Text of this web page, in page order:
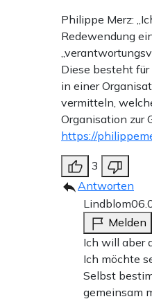
Philippe Merz:
Redewendung
Diese besteht
in einer
vermitteln,
Organisation zur
https://
3
Antworten
Lindblom
Melden
Ich will aber
Ich möchte
Selbst
gemeinsam